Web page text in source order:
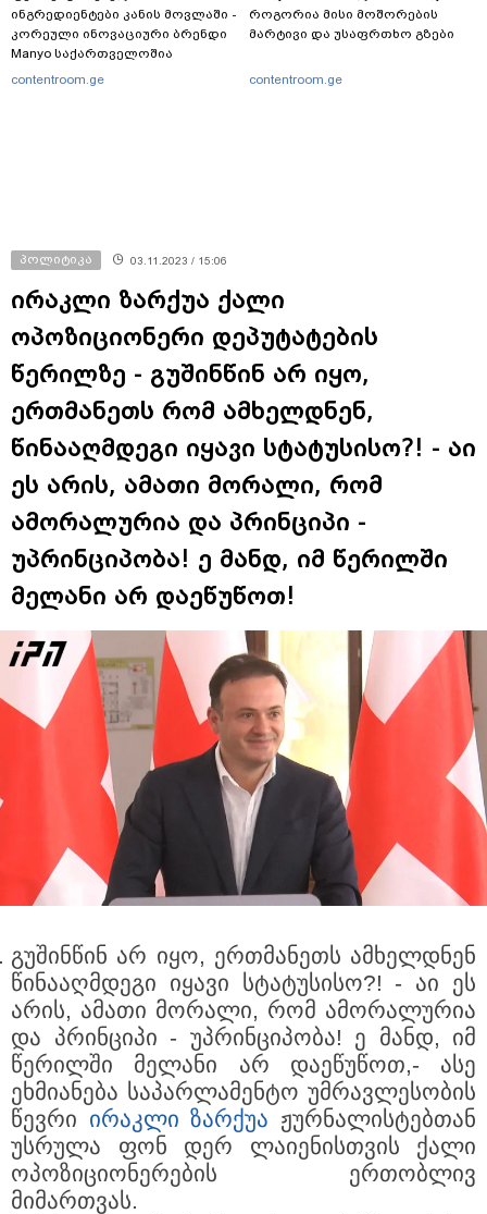
ინგრედიენტები კანის მოვლაში -
კორეული ინოვაციური ბრენდი
Manyo საქართველოშია
contentroom.ge
როგორია მისი მოშორების
მარტივი და უსაფრთხო გზები
contentroom.ge
პოლიტიკა 03.11.2023 / 15:06
ირაკლი ზარქუა ქალი
ოპოზიციონერი დეპუტატების
წერილზე - გუშინწინ არ იყო,
ერთმანეთს რომ ამხელდნენ,
წინააღმდეგი იყავი სტატუსისო?! - აი
ეს არის, ამათი მორალი, რომ
ამორალურია და პრინციპი -
უპრინციპობა! ე მანდ, იმ წერილში
მელანი არ დაეწუწოთ!
გუშინწინ არ იყო, ერთმანეთს ამხელდნენ
წინააღმდეგი იყავი სტატუსისო?! - აი ეს
არის, ამათი მორალი, რომ ამორალურია
და პრინციპი - უპრინციპობა! ე მანდ, იმ
წერილში მელანი არ დაეწუწოთ,- ასე
ეხმიანება საპარლამენტო უმრავლესობის
წევრი ირაკლი ზარქუა ჟურნალისტებთან
უსრულა ფონ დერ ლაიენისთვის ქალი
ოპოზიციონერების ერთობლივ
მიმართვას.